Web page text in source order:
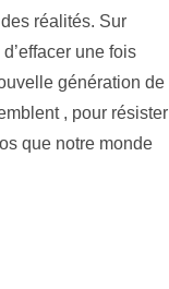
réalités. Sur
une fois
génération de
, pour résister
que notre monde